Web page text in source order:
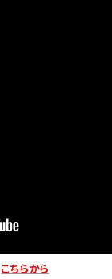
こちらから